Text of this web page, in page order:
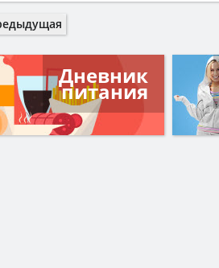
Дневник
питания